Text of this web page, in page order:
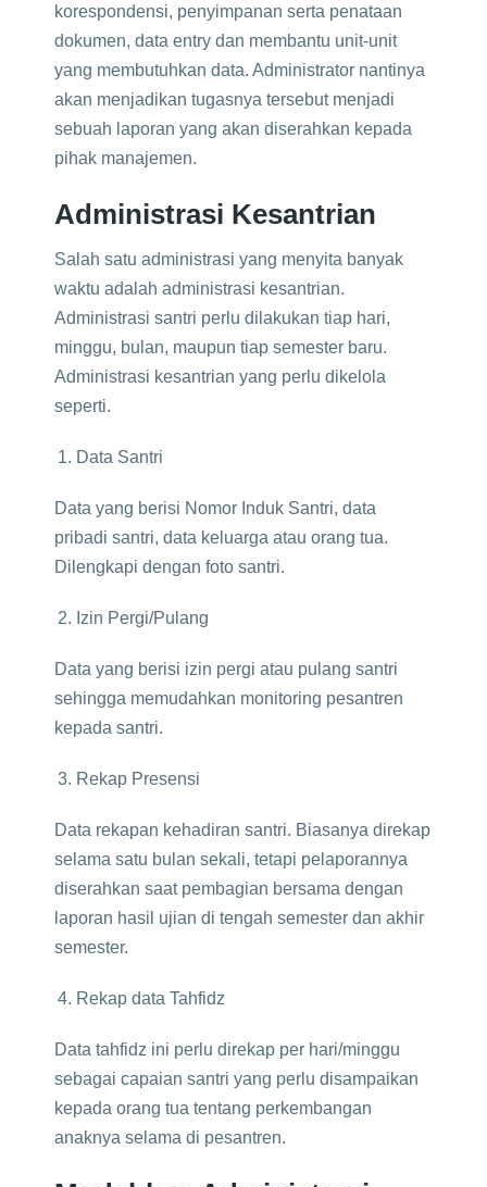
korespondensi, penyimpanan serta penataan
dokumen, data entry dan membantu unit-unit
yang membutuhkan data. Administrator nantinya
akan menjadikan tugasnya tersebut menjadi
sebuah laporan yang akan diserahkan kepada
pihak manajemen.
Administrasi Kesantrian
Salah satu administrasi yang menyita banyak
waktu adalah administrasi kesantrian.
Administrasi santri perlu dilakukan tiap hari,
minggu, bulan, maupun tiap semester baru.
Administrasi kesantrian yang perlu dikelola
seperti.
Data Santri
Data yang berisi Nomor Induk Santri, data
pribadi santri, data keluarga atau orang tua.
Dilengkapi dengan foto santri.
Izin Pergi/Pulang
Data yang berisi izin pergi atau pulang santri
sehingga memudahkan monitoring pesantren
kepada santri.
Rekap Presensi
Data rekapan kehadiran santri. Biasanya direkap
selama satu bulan sekali, tetapi pelaporannya
diserahkan saat pembagian bersama dengan
laporan hasil ujian di tengah semester dan akhir
semester.
Rekap data Tahfidz
Data tahfidz ini perlu direkap per hari/minggu
sebagai capaian santri yang perlu disampaikan
kepada orang tua tentang perkembangan
anaknya selama di pesantren.